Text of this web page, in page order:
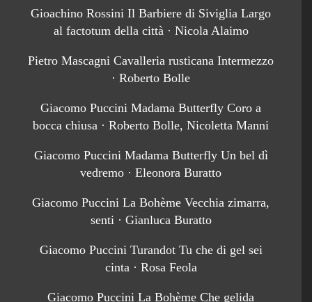
Gioachino Rossini Il Barbiere di Siviglia Largo
al factotum della città · Nicola Alaimo
Pietro Mascagni Cavalleria rusticana Intermezzo
· Roberto Bolle
Giacomo Puccini Madama Butterfly Coro a
bocca chiusa · Roberto Bolle, Nicoletta Manni
Giacomo Puccini Madama Butterfly Un bel dì
vedremo · Eleonora Buratto
Giacomo Puccini La Bohème Vecchia zimarra,
senti · Gianluca Buratto
Giacomo Puccini Turandot Tu che di gel sei
cinta · Rosa Feola
Giacomo Puccini La Bohème Che gelida